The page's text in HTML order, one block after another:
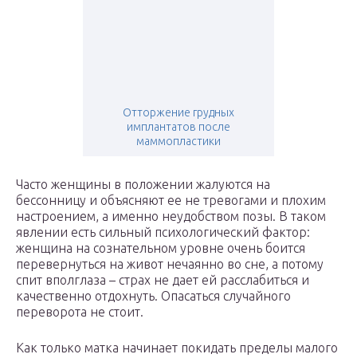
Отторжение грудных
имплантатов после
маммопластики
Часто женщины в положении жалуются на
бессонницу и объясняют ее не тревогами и плохим
настроением, а именно неудобством позы. В таком
явлении есть сильный психологический фактор:
женщина на сознательном уровне очень боится
перевернуться на живот нечаянно во сне, а потому
спит вполглаза – страх не дает ей расслабиться и
качественно отдохнуть. Опасаться случайного
переворота не стоит.
Как только матка начинает покидать пределы малого